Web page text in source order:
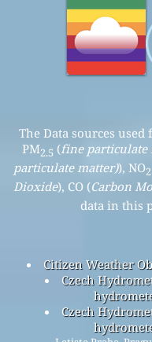
The Data sources
PM2.5 (fine particulate
particulate matter)), NO2
Dioxide), CO (Carbon
data in this
Citizen Weather
Czech
Czech